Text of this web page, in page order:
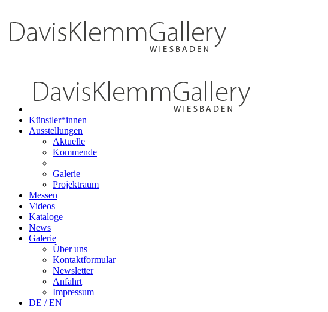
Künstler*innen
Ausstellungen
Aktuelle
Kommende
Galerie
Projektraum
Messen
Videos
Kataloge
News
Galerie
Über uns
Kontaktformular
Newsletter
Anfahrt
Impressum
DE / EN